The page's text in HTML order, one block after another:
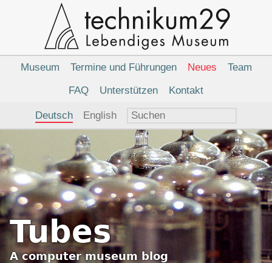
Tubes
Acomputer museumblog
Hauptnavigation
Museum Termine und Führungen Neues
Team
FAQ
Unterstützen Kontakt
Sprachauswahl
Deutsch English